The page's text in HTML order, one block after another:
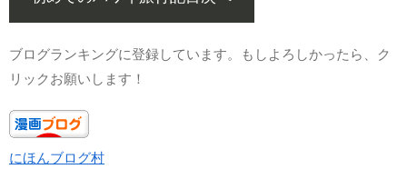
ブログランキングに登録しています。もしよろしかったら、ク
リックお願いします！
にほんブログ村